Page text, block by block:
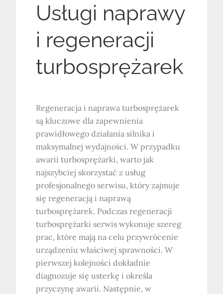
Usługi naprawy
i regeneracji
turbosprężarek
Regeneracja i naprawa turbosprężarek
są kluczowe dla zapewnienia
prawidłowego działania silnika i
maksymalnej wydajności. W przypadku
awarii turbosprężarki, warto jak
najszybciej skorzystać z usług
profesjonalnego serwisu, który zajmuje
się regeneracją i naprawą
turbosprężarek. Podczas regeneracji
turbosprężarki serwis wykonuje szereg
prac, które mają na celu przywrócenie
urządzeniu właściwej sprawności. W
pierwszej kolejności dokładnie
diagnozuje się usterkę i określa
przyczynę awarii. Następnie, w